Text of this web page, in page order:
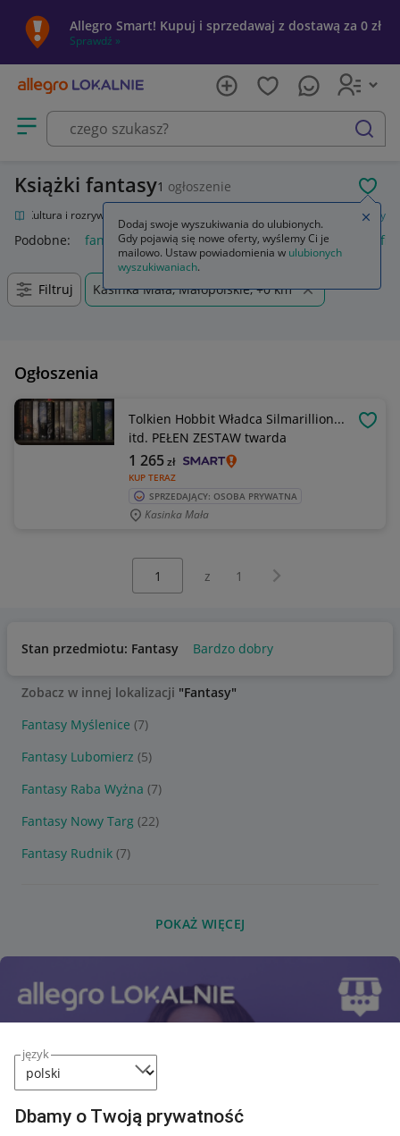
język
Dbamy o Twoją prywatność
Allegro Smart! Kupuj i sprzedawaj z dostawą za 0 zł
Sprawdź »
Otwórz menu z kategoriami
szukaj
Książki fantasy1 ogłoszenie
Kultura i rozrywka Fantasy
Podobne: fantasy final fantasy final fantasy vii rebirth
Filtruj Kasinka Mała, Małopolskie, +0 km
Ogłoszenia
Tolkien Hobbit Władca Silmarillion...
itd. PEŁEN ZESTAW twarda
KUP TERAZ
1 265zł
SPRZEDAJĄCY: OSOBA PRYWATNA
Kasinka Mała
z 1 Następna strona
Stan przedmiotu: Fantasy Bardzo dobry
Zobacz w innej lokalizacji "Fantasy"
Fantasy Myślenice (7)
Fantasy Lubomierz (5)
Fantasy Raba Wyżna (7)
Fantasy Nowy Targ (22)
Fantasy Rudnik (7)
POKAŻ WIĘCEJ
Dodaj swoje wyszukiwania do ulubionych.
Gdy pojawią się nowe oferty, wyślemy Ci je
mailowo. Ustaw powiadomienia w ulubionych
wyszukiwaniach.